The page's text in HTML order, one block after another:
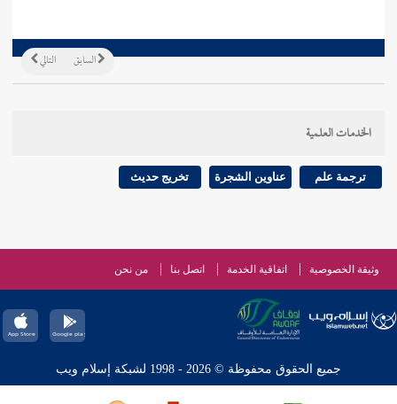
التالي السابق
الخدمات العلمية
ترجمة علم عناوين الشجرة تخريج حديث
وثيقة الخصوصية اتفاقية الخدمة اتصل بنا من نحن
جميع الحقوق محفوظة © 2026 - 1998 لشبكة إسلام ويب